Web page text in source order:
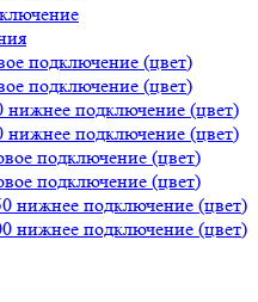
подключение (цвет)
подключение (цвет)
нижнее подключение (цвет)
нижнее подключение (цвет)
подключение (цвет)
подключение (цвет)
нижнее подключение (цвет)
нижнее подключение (цвет)